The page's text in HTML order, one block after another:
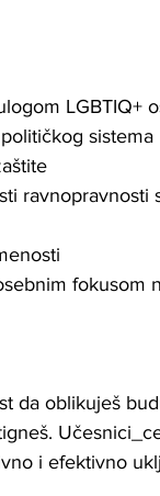
LGBTIQ+
sistema
ravnopravnosti
fokusom
da oblikuješ
i efektivno